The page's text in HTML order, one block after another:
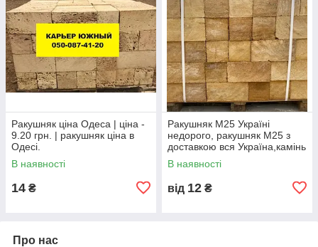
Ракушняк ціна Одеса | ціна -
9.20 грн. | ракушняк ціна в
Одесі.
В наявності
14 ₴
Ракушняк М25 Україні
недорого, ракушняк М25 з
доставкою вся Україна,камінь
ракушняк М25 виробник
В наявності
від 12 ₴
Про нас